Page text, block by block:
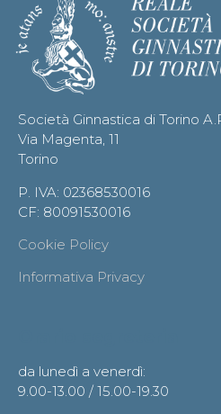
Società Ginnastica di Torino
Via Magenta, 11
Torino
P. IVA: 02368530016
CF: 80091530016
Cookie Policy
Informativa Privacy
da lunedì a venerdì:
9.00-13.00 / 15.00-19.30